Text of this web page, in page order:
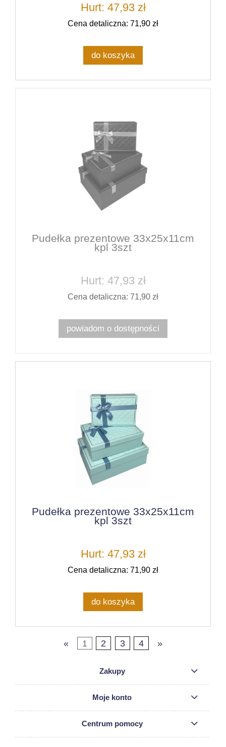
Hurt: 47,93 zł
Cena detaliczna: 71,90 zł
do koszyka
Pudełka prezentowe 33x25x11cm
kpl 3szt
Hurt: 47,93 zł
Cena detaliczna: 71,90 zł
powiadom o dostępności
Pudełka prezentowe 33x25x11cm
kpl 3szt
Hurt: 47,93 zł
Cena detaliczna: 71,90 zł
do koszyka
« 1 2 3 4 »
Zakupy
Moje konto
Centrum pomocy